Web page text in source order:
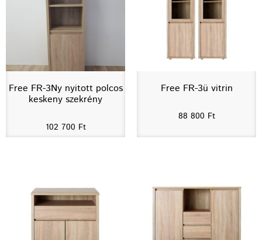
Free FR-3Ny nyitott polcos
keskeny szekrény
102 700 Ft
Free FR-3ü vitrin
88 800 Ft